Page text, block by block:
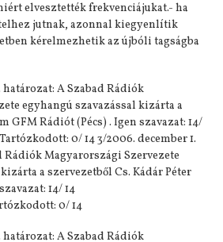
elvesztették frekvenciájukat.- ha
jutnak, azonnal kiegyenlítik
kérelmezhetik az újbóli tagságba
határozat: A Szabad Rádiók
egyhangú szavazással kizárta a
GFM Rádiót (Pécs) . Igen szavazat: 14/
0/ 14 3/2006. december 1.
Rádiók Magyarországi Szervezete
a szervezetből Cs. Kádár Péter
14/ 14
0/ 14
határozat: A Szabad Rádiók